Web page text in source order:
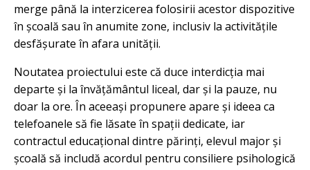
merge până la interzicerea folosirii acestor dispozitive
în școală sau în anumite zone, inclusiv la activitățile
desfășurate în afara unității.
Noutatea proiectului este că duce interdicția mai
departe și la învățământul liceal, dar și la pauze, nu
doar la ore. În aceeași propunere apare și ideea ca
telefoanele să fie lăsate în spații dedicate, iar
contractul educațional dintre părinți, elevul major și
școală să includă acordul pentru consiliere psihologică